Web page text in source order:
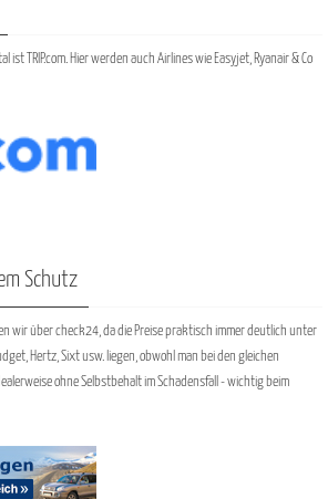
ist TRIP.com. Hier werden auch Airlines wie Easyjet, Ryanair & Co
Schutz
wir über check24, da die Preise praktisch immer deutlich unter
Hertz, Sixt usw. liegen, obwohl man bei den gleichen
ohne Selbstbehalt im Schadensfall - wichtig beim